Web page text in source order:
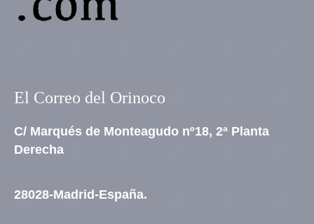
El Correo del Orinoco
C/ Marqués de Monteagudo nº18, 2ª Planta
Derecha
28028-Madrid-España.